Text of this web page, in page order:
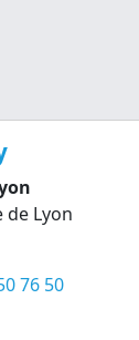
de Lyon
76 50